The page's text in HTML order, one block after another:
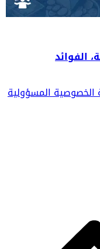
الفوائد
الخصوصيةالمسؤولية